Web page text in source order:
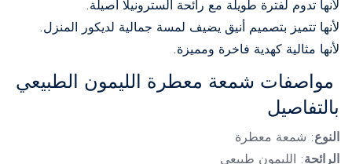
لأنها تدوم لفترة طويلة مع رائحة السترونيلا أصيلة.
لأنها تتميز بتصميم أنيق يضيف لمسة جمالية لديكور المنزل.
لأنها مثالية كهدية فاخرة ومميزة.
مواصفات شمعة معطرة الليمون الطبيعي
بالتفاصيل
النوع: شمعة معطرة
الرائحة: الليمون طبيعي